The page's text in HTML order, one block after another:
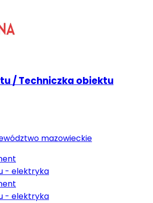
/ Techniczka obiektu
mazowieckie
- elektryka
- elektryka